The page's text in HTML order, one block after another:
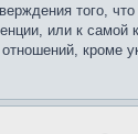
того,
или к самой
кроме